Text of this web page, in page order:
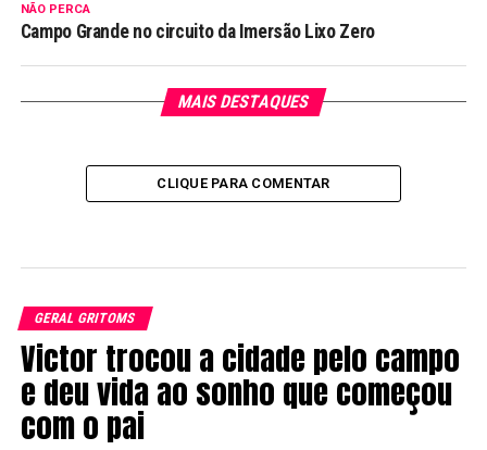
NÃO PERCA
Campo Grande no circuito da Imersão Lixo Zero
MAIS DESTAQUES
CLIQUE PARA COMENTAR
GERAL GRITOMS
Victor trocou a cidade pelo campo
e deu vida ao sonho que começou
com o pai